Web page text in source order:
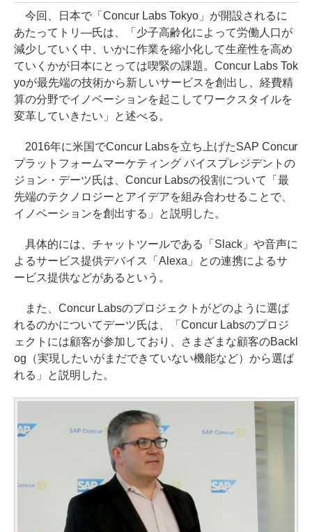
今回、日本で「Concur Labs Tokyo」が開設されるに
あたってトリ―氏は、「少子高齢化によって労働人口が
減少していく中、いかに作業を縮小化して生産性を高め
ていくかが日本にとっては喫緊の課題。Concur Labs Tok
yoが最先端の技術から新しいサービスを創出し、経費精
算の分野でイノベーションを起こしてワークスタイルを
変革していきたい」と述べる。
2016年に米国でConcur Labsを立ち上げたSAP Concur
プラットフォームマーケティング バイスプレジデントの
ジョン・デーツ氏は、Concur Labsの役割について「最
先端のテクノロジーとアイデアを組み合わせることで、
イノベーションを創出する」と説明した。
具体的には、チャットツールである「Slack」や音声に
よるサービス提供デバイス「Alexa」との連携によるサ
ービス提供などがあるという。
また、Concur Labsのプロジェクトがどのように選ば
れるのかについてデーツ氏は、「Concur Labsのプロジ
ェクトには顧客が参加しており、さまざまな顧客のBackl
og（実現したいがまだできていない機能など）から選ば
れる」と説明した。